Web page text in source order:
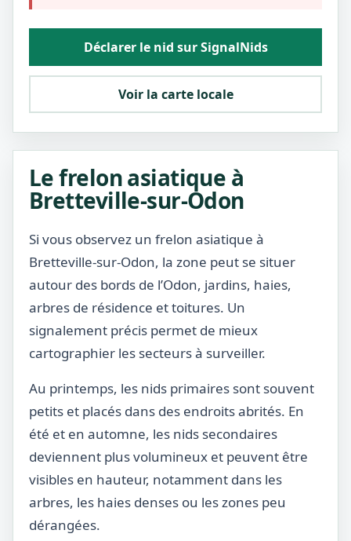
Déclarer le nid sur SignalNids
Voir la carte locale
Le frelon asiatique à
Bretteville-sur-Odon
Si vous observez un frelon asiatique à
Bretteville-sur-Odon, la zone peut se situer
autour des bords de l’Odon, jardins, haies,
arbres de résidence et toitures. Un
signalement précis permet de mieux
cartographier les secteurs à surveiller.
Au printemps, les nids primaires sont souvent
petits et placés dans des endroits abrités. En
été et en automne, les nids secondaires
deviennent plus volumineux et peuvent être
visibles en hauteur, notamment dans les
arbres, les haies denses ou les zones peu
dérangées.